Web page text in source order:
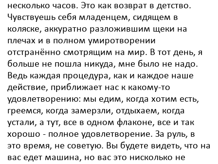
несколько часов. Это как возврат в детство.
Чувствуешь себя младенцем, сидящем в
коляске, аккуратно разложившим щеки на
плечах и в полном умиротворении
отстранённо смотрящим на мир. В тот день, я
больше не пошла никуда, мне было не надо.
Ведь каждая процедура, как и каждое наше
действие, приближает нас к какому-то
удовлетворению: мы едим, когда хотим есть,
греемся, когда замерзли, отдыхаем, когда
устали, а тут, все в одном флаконе, все и так
хорошо - полное удовлетворение. За руль, в
это время, не советую. Вы будете видеть, что на
вас едет машина, но вас это нисколько не